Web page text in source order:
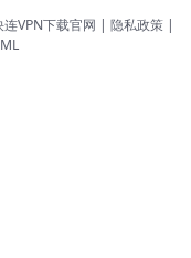
连VPN下载官网 | 隐私政策 |